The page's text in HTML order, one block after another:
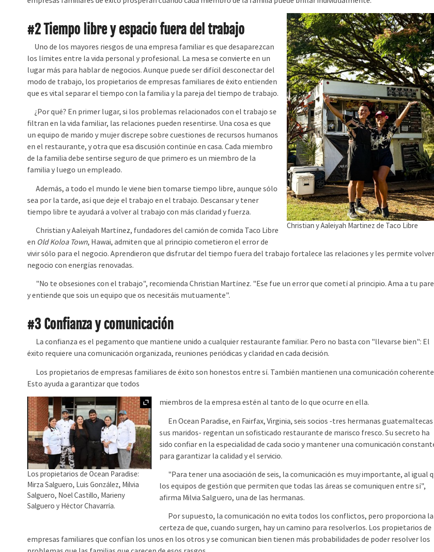
Christian y Aaleiyah Martinez de Taco Libre
#2 Tiempo libre y espacio fuera del trabajo
Uno de los mayores riesgos de una empresa familiar es que desaparezcan
los límites entre la vida personal y profesional. La mesa se convierte en un
lugar más para hablar de negocios. Aunque puede ser difícil desconectar del
modo de trabajo, los propietarios de empresas familiares de éxito entienden
que es vital separar el tiempo con la familia y la pareja del tiempo de trabajo.
¿Por qué? En primer lugar, si los problemas relacionados con el trabajo se
filtran en la vida familiar, las relaciones pueden resentirse. Una cosa es que
un equipo de marido y mujer discrepe sobre cuestiones de recursos humanos
en el restaurante, y otra que esa discusión continúe en casa. Cada miembro
de la familia debe sentirse seguro de que primero es un miembro de la
familia y luego un empleado.
Además, a todo el mundo le viene bien tomarse tiempo libre, aunque sólo
sea por la tarde, así que deje el trabajo en el trabajo. Descansar y tener
tiempo libre te ayudará a volver al trabajo con más claridad y fuerza.
Christian y Aaleiyah Martínez, fundadores del camión de comida Taco Libre
en Old Koloa Town, Hawai, admiten que al principio cometieron el error de
vivir sólo para el negocio. Aprendieron que disfrutar del tiempo fuera del trabajo fortalece las relaciones y les permite
negocio con energías renovadas.
"No te obsesiones con el trabajo", recomienda Christian Martínez. "Ese fue un error que cometí al principio. Ama a tu
y entiende que sois un equipo que os necesitáis mutuamente".
#3 Confianza y comunicación
La confianza es el pegamento que mantiene unido a cualquier restaurante familiar. Pero no basta con "llevarse bien": El
éxito requiere una comunicación organizada, reuniones periódicas y claridad en cada decisión.
Los propietarios de empresas familiares de éxito son honestos entre sí. También mantienen una comunicación
Esto ayuda a garantizar que todos
Ampliar
Los propietarios de Ocean Paradise:
Mirza Salguero, Luis González, Milvia
Salguero, Noel Castillo, Marieny
Salguero y Héctor Chavarría.
miembros de la empresa estén al tanto de lo que ocurre en ella.
En Ocean Paradise, en Fairfax, Virginia, seis socios -tres hermanas guatemaltecas
sus maridos- regentan un sofisticado restaurante de marisco fresco. Su secreto ha
sido confiar en la especialidad de cada socio y mantener una comunicación
para garantizar la calidad y el servicio.
"Para tener una asociación de seis, la comunicación es muy importante, al igual
los equipos de gestión que permiten que todas las áreas se comuniquen entre sí",
afirma Milvia Salguero, una de las hermanas.
Por supuesto, la comunicación no evita todos los conflictos, pero proporciona la
certeza de que, cuando surgen, hay un camino para resolverlos. Los propietarios de
empresas familiares que confían los unos en los otros y se comunican bien tienen más probabilidades de poder resolver los